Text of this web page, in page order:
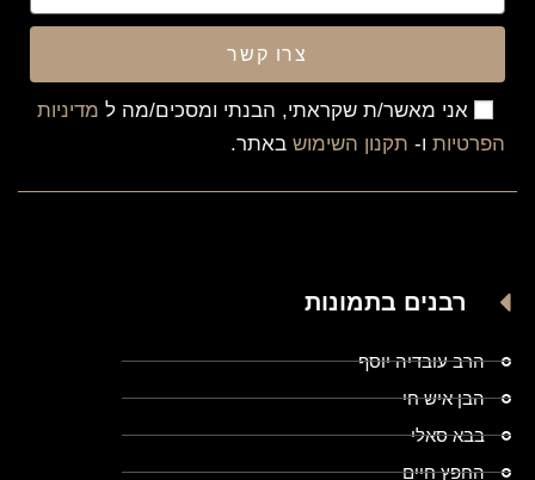
אני מאשר/ת שקראתי, הבנתי ומסכים/מה ל מדיניות
הפרטיות ו- תקנון השימוש באתר.
צרו קשר
רבנים בתמונות
הרב עובדיה יוסף
הבן איש חי
בבא סאלי
החפץ חיים